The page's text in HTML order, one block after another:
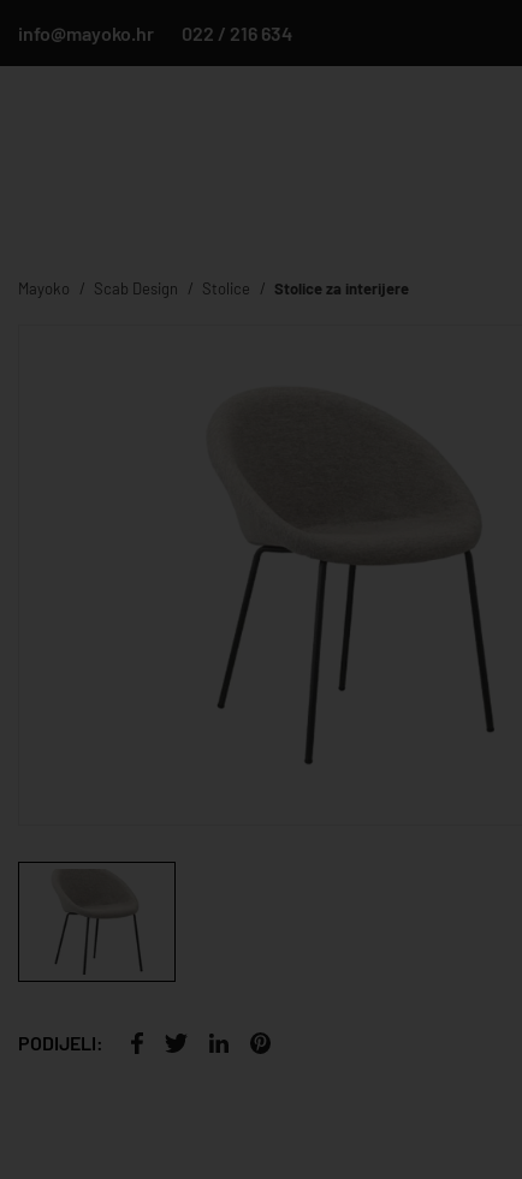
info@mayoko.hr 022 / 216 634
Mayoko Scab Design Stolice Stolice za interijere
PODIJELI: